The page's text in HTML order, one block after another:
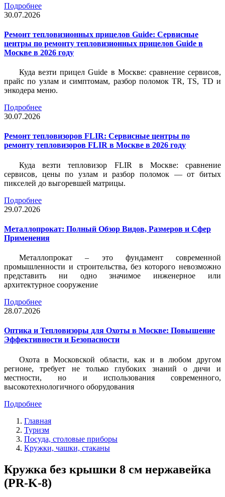
Подробнее
30.07.2026
Ремонт тепловизионных прицелов Guide: Сервисные
центры по ремонту тепловизионных прицелов Guide в
Москве в 2026 году
Куда везти прицел Guide в Москве: сравнение сервисов,
прайс по узлам и симптомам, разбор поломок TR, TS, TD и
энкодера меню.
Подробнее
30.07.2026
Ремонт тепловизоров FLIR: Сервисные центры по
ремонту тепловизоров FLIR в Москве в 2026 году
Куда везти тепловизор FLIR в Москве: сравнение
сервисов, цены по узлам и разбор поломок — от битых
пикселей до выгоревшей матрицы.
Подробнее
29.07.2026
Металлопрокат: Полный Обзор Видов, Размеров и Сфер
Применения
Металлопрокат – это фундамент современной
промышленности и строительства, без которого невозможно
представить ни одно значимое инженерное или
архитектурное сооружение
Подробнее
28.07.2026
Оптика и Тепловизоры для Охоты в Москве: Повышение
Эффективности и Безопасности
Охота в Московской области, как и в любом другом
регионе, требует не только глубоких знаний о дичи и
местности, но и использования современного,
высокотехнологичного оборудования
Подробнее
Главная
Туризм
Посуда, столовые приборы
Кружки, чашки, стаканы
Кружка без крышки 8 см нержавейка
(PR-K-8)